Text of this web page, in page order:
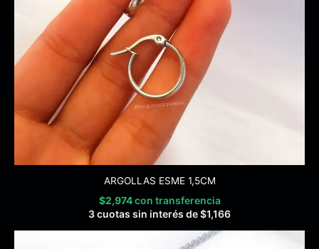
ARGOLLAS ESME 1,5CM
$2,974 con transferencia
3 cuotas sin interés de$1,166